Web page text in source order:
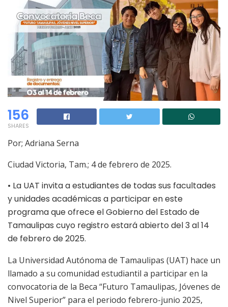
156
SHARES
Por; Adriana Serna
Ciudad Victoria, Tam.; 4 de febrero de 2025.
• La UAT invita a estudiantes de todas sus facultades
y unidades académicas a participar en este
programa que ofrece el Gobierno del Estado de
Tamaulipas cuyo registro estará abierto del 3 al 14
de febrero de 2025.
La Universidad Autónoma de Tamaulipas (UAT) hace un
llamado a su comunidad estudiantil a participar en la
convocatoria de la Beca “Futuro Tamaulipas, Jóvenes de
Nivel Superior” para el periodo febrero-junio 2025,